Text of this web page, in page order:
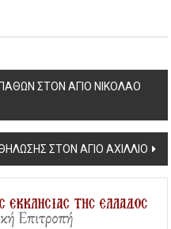
ΣΤΟΝ ΑΓΙΟ ΝΙΚΟΛΑΟ
ΣΤΟΝ ΑΓΙΟ ΑΧΙΛΛΙΟ